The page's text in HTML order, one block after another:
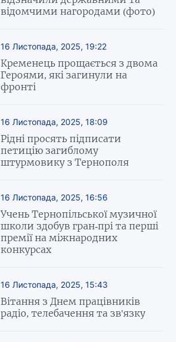
відомчими нагородами (фото)
16 Листопада, 2025, 19:22
Кременець прощається з двома
Героями, які загинули на
фронті
16 Листопада, 2025, 18:09
Рідні просять підписати
петицію загиблому
штурмовику з Тернополя
16 Листопада, 2025, 16:56
Учень Тернопільської музичної
школи здобув гран-прі та перші
премії на міжнародних
конкурсах
16 Листопада, 2025, 15:43
Вітання з Днем працівників
радіо, телебачення та зв'язку